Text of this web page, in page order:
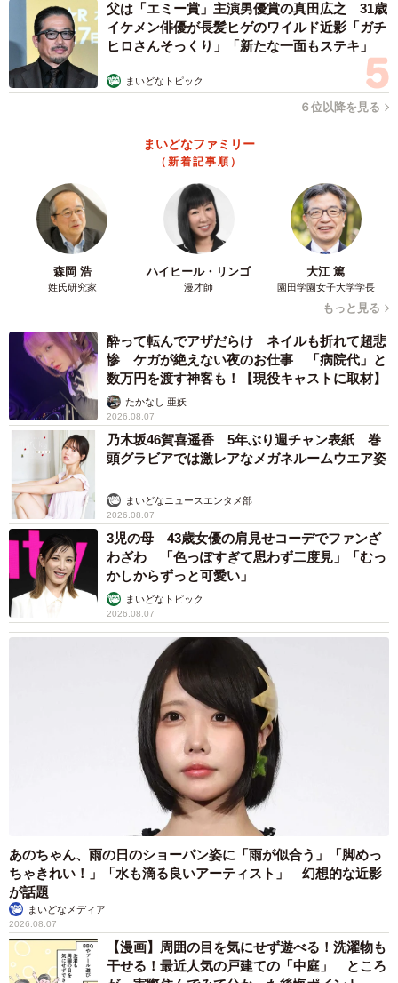
父は「エミー賞」主演男優賞の真田広之 31歳
イケメン俳優が長髪ヒゲのワイルド近影「ガチ
ヒロさんそっくり」「新たな一面もステキ」
まいどなトピック
６位以降を見る
まいどなファミリー
（新着記事順）
森岡 浩
姓氏研究家
ハイヒール・リンゴ
漫才師
大江 篤
園田学園女子大学学長
もっと見る
酔って転んでアザだらけ ネイルも折れて超悲
惨 ケガが絶えない夜のお仕事 「病院代」と
数万円を渡す神客も！【現役キャストに取材】
たかなし 亜妖
2026.08.07
乃木坂46賀喜遥香 5年ぶり週チャン表紙 巻
頭グラビアでは激レアなメガネルームウエア姿
まいどなニュースエンタメ部
2026.08.07
3児の母 43歳女優の肩見せコーデでファンざ
わざわ 「色っぽすぎて思わず二度見」「むっ
かしからずっと可愛い」
まいどなトピック
2026.08.07
あのちゃん、雨の日のショーパン姿に「雨が似合う」「脚めっ
ちゃきれい！」「水も滴る良いアーティスト」 幻想的な近影
が話題
まいどなメディア
2026.08.07
【漫画】周囲の目を気にせず遊べる！洗濯物も
干せる！最近人気の戸建ての「中庭」 ところ